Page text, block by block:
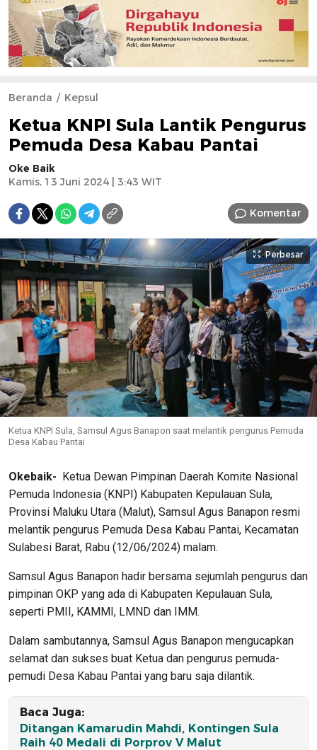
Beranda Kepsul
Ketua KNPI Sula Lantik Pengurus
Pemuda Desa Kabau Pantai
Oke Baik
Kamis, 13 Juni 2024 | 3:43 WIT
Komentar
Perbesar
Ketua KNPI Sula, Samsul Agus Banapon saat melantik pengurus Pemuda
Desa Kabau Pantai
Okebaik- Ketua Dewan Pimpinan Daerah Komite Nasional
Pemuda Indonesia (KNPI) Kabupaten Kepulauan Sula,
Provinsi Maluku Utara (Malut), Samsul Agus Banapon resmi
melantik pengurus Pemuda Desa Kabau Pantai, Kecamatan
Sulabesi Barat, Rabu (12/06/2024) malam.
Samsul Agus Banapon hadir bersama sejumlah pengurus dan
pimpinan OKP yang ada di Kabupaten Kepulauan Sula,
seperti PMII, KAMMI, LMND dan IMM.
Dalam sambutannya, Samsul Agus Banapon mengucapkan
selamat dan sukses buat Ketua dan pengurus pemuda-
pemudi Desa Kabau Pantai yang baru saja dilantik.
Baca Juga:
Ditangan Kamarudin Mahdi, Kontingen Sula
Raih 40 Medali di Porprov V Malut